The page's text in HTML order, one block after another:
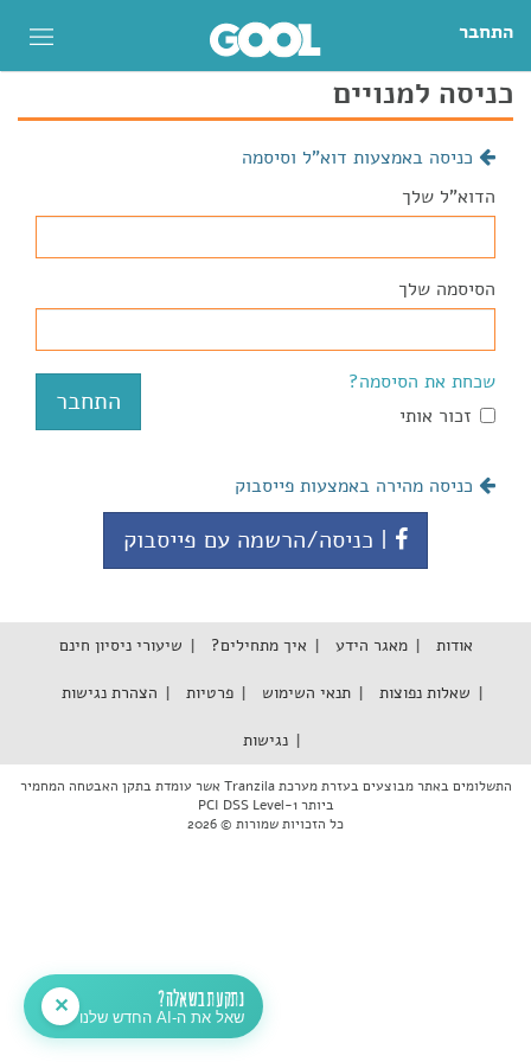
התחבר
כניסה למנויים
כניסה באמצעות דוא"ל וסיסמה
הדוא"ל שלך
הסיסמה שלך
שכחת את הסיסמה?
זכור אותי
כניסה מהירה באמצעות פייסבוק
| כניסה/הרשמה עם פייסבוק
אודות מאגר הידע איך מתחילים? שיעורי ניסיון חינם
שאלות נפוצות תנאי השימוש פרטיות הצהרת נגישות
נגישות
התשלומים באתר מבוצעים בעזרת מערכת Tranzila אשר עומדת בתקן האבטחה המחמיר
ביותר PCI DSS Level-1
כל הזכויות שמורות © 2026
נתקעת בשאלה?
שאל את ה-AI החדש שלנו
✕